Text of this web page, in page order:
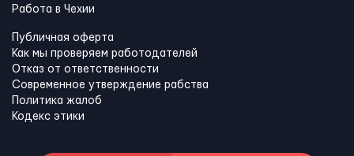
Работа в Чехии
Публичная оферта
Как мы проверяем работодателей
Отказ от ответственности
Современное утверждение рабства
Политика жалоб
Кодекс этики